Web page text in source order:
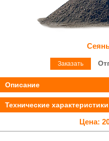
Заказать
Описание
Технические характеристики
Цена: